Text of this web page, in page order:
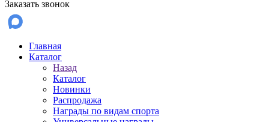
Заказать звонок
Главная
Каталог
Назад
Каталог
Новинки
Распродажа
Награды по видам спорта